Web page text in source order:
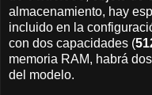
almacenamiento, hay
incluido en la
con dos capacidades (
memoria RAM, habrá
del modelo.